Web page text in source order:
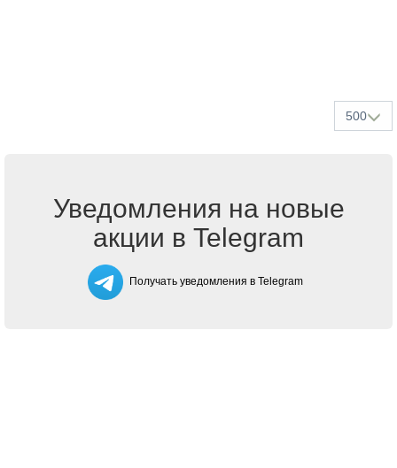
500
Уведомления на новые
акции в Telegram
Получать уведомления в Telegram